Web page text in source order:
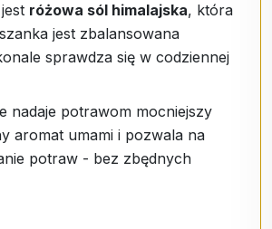
różowa sól himalajska, która
jest zbalansowana
sprawdza się w codziennej
nadaje potrawom mocniejszy
aromat umami i pozwala na
potraw - bez zbędnych